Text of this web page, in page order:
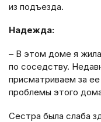
из подъезда.
Надежда:
– В этом доме я
по соседству.
присматриваем за
проблемы этого
Сестра была слаба